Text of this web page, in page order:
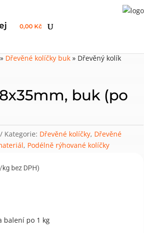
0,00 Kč
» Dřevěné kolíčky buk » Dřevěný kolík
buk (po
Kategorie: Dřevěné kolíčky, Dřevěné
, Podélně rýhované kolíčky
bez DPH)
balení po 1 kg